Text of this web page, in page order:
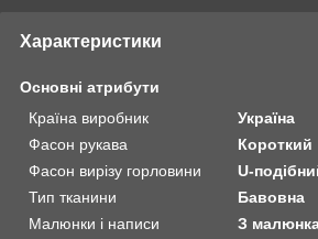
Характеристики
Основні атрибути
Країна виробник
Україна
Фасон рукава
Короткий
Фасон вирізу горловини
U-
Тип тканини
Бавовна
Малюнки і написи
З